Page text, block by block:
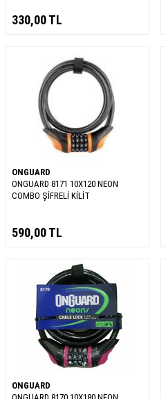
330,00TL
ONGUARD
ONGUARD 8171 10X120 NEON
COMBO ŞİFRELİ KİLİT
590,00TL
ONGUARD